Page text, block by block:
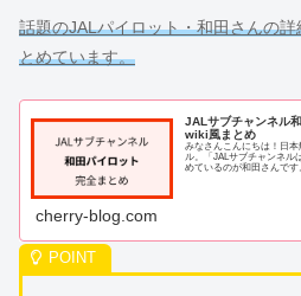
話題のJALパイロット・和田さんの詳
とめています。
JALサブチャンネル
wiki風まとめ
みなさんこんにちは！日本
ル。「JALサブチャンネル
めているのが和田さんで
cherry-blog.com